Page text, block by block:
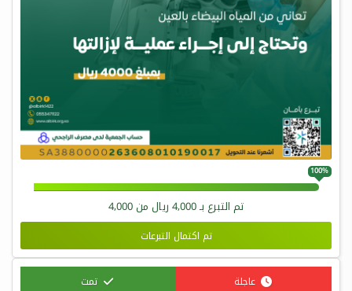
100%
تم التبرع بـ4,000 ريال من4,000
تم اكتمال التبرعات
عاجلة تمت